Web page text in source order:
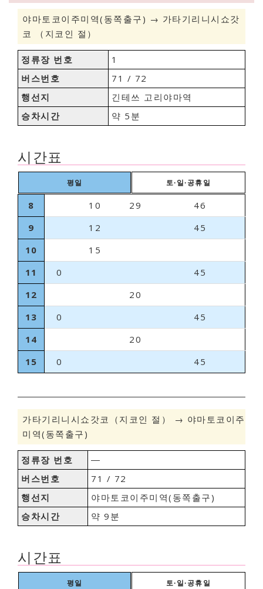
야마토코이주미역(동쪽출구) → 가타기리니시쇼갓
코 （지코인 절）
정류장 번호
1
버스번호
71 / 72
행선지
긴테쓰 고리야마역
승차시간
약 5분
시간표
평일 토∙일∙공휴일
8 10 29
46
9
12
45
10
15
11
0
45
12
20
13
0
45
14
20
15
0 45
가타기리니시쇼갓코（지코인 절） → 야마토코이주
미역(동쪽출구)
정류장 번호
―
버스번호
71 / 72
행선지
야마토코이주미역(동쪽출구)
승차시간
약 9분
시간표
평일 토∙일∙공휴일